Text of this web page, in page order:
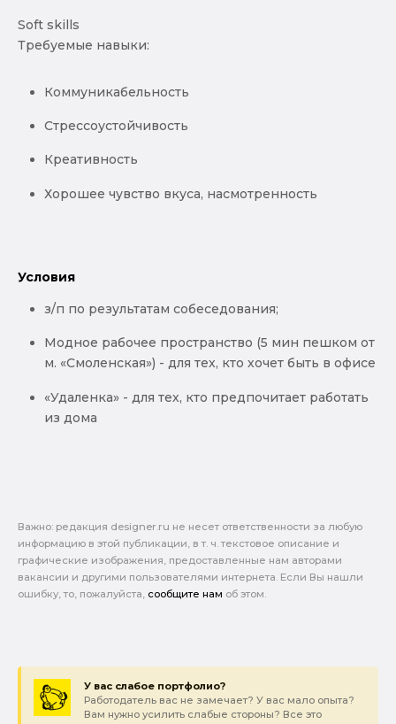
Soft skills
Требуемые навыки:
Коммуникабельность
Стрессоустойчивость
Креативность
Хорошее чувство вкуса, насмотренность
Условия
з/п по результатам собеседования;
Модное рабочее пространство (5 мин пешком от
м. «Смоленская») - для тех, кто хочет быть в офисе
«Удаленка» - для тех, кто предпочитает работать
из дома
Важно: pедакция designer.ru не несет ответственности за любую
информацию в этой публикации, в т. ч. текстовое описание и
графические изображения, предоставленные нам авторами
вакансии и другими пользователями интернета. Если Вы нашли
ошибку, то, пожалуйста, сообщите нам об этом.
У вас слабое портфолио?
Работодатель вас не замечает? У вас мало опыта?
Вам нужно усилить слабые стороны? Все это